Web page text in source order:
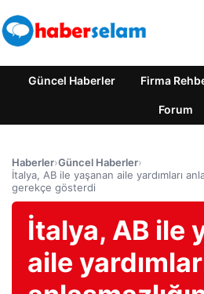
Güncel Haberler Firma
Forum
Haberler›Güncel Haberler›
İtalya, AB ile yaşanan aile yardımları
gerekçe gösterdi
İtalya, AB ile
aile